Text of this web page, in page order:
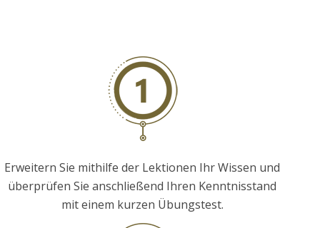
Erweitern Sie mithilfe der Lektionen Ihr Wissen und
überprüfen Sie anschließend Ihren Kenntnisstand
mit einem kurzen Übungstest.